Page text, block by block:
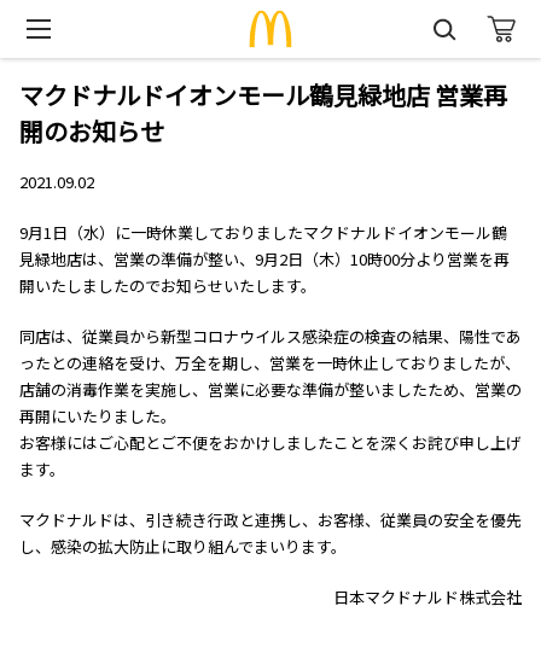
マクドナルドイオンモール鶴見緑地店 営業再
開のお知らせ
2021.09.02
9月1日（水）に一時休業しておりましたマクドナルドイオンモール鶴
見緑地店は、営業の準備が整い、9月2日（木）10時00分より営業を再
開いたしましたのでお知らせいたします。
同店は、従業員から新型コロナウイルス感染症の検査の結果、陽性であ
ったとの連絡を受け、万全を期し、営業を一時休止しておりましたが、
店舗の消毒作業を実施し、営業に必要な準備が整いましたため、営業の
再開にいたりました。
お客様にはご心配とご不便をおかけしましたことを深くお詫び申し上げ
ます。
マクドナルドは、引き続き行政と連携し、お客様、従業員の安全を優先
し、感染の拡大防止に取り組んでまいります。
日本マクドナルド株式会社